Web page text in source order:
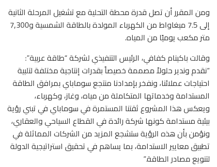
ومن المقرر أن تصل قدرة محطة التحلية مع تشغيل المرحلة الثانية
إلى 7.5 ميغاواط من الكهرباء المولدة بالطاقة الشمسية و7,300
متر مكعب يوميًا من المياه.
وقالت باكينام كفافي، الرئيس التنفيذي لشركة “طاقة عربية”:
“نقدم وندير حلولاً مصممة خصيصاً بقدرات إنتاجية مختلفة لتلبية
احتياجات عملائنا، ونفخر بإمدادنا منتجع سوماباي بمرافق الطاقة
المستدامة وخدماتها المتكاملة من مياه، وغاز، وكهرباء،
ويعكس هذا المشروع ثقتنا المستمرة في سوماباي في تبني رؤية
بيئية مستدامة كونها شركة رائدة في القطاع السياحي والعقاري،
ونؤمن بأن هذه الرؤية ستشجع المزيد من الشركات المماثلة في
تطبيق معايير الاستدامة، بما يساهم في تحقيق استراتيجية الدولة
لتنويع مصادر الطاقة.”